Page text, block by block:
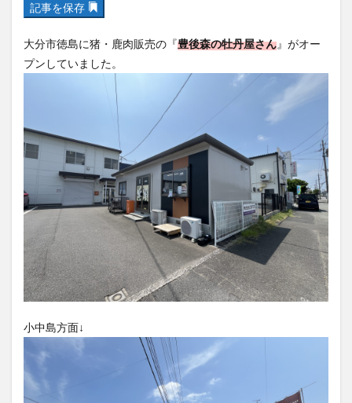
記事を保存
大分市徳島に猪・鹿肉販売の『豊後森の牡丹屋さん』がオー
プンしていました。
小中島方面↓
パン
パーク
ビアガーデン
ビール ピザ
フェス
フルーツ
ペスカトーレ
ホーバークラフト
ミヤマキリシマ
ラクテンチ
ラバーダック
ランチ ラーメン
リンクスクエア
レトロ
レンタサイクル
中央町
中津市 中華料理
休業
佐伯市
佐伯市ランチ 佐賀関
体験レポ
保護猫
催事 公園 冬 初詣
別府
別府市
別府観光 古国府 古墳
古物
古着
台湾料理 和定食 和菓子
和食
国東市
地獄めぐり 城島高原パーク
壁画
夏祭り
大分グルメ
大分スイーツ
大分ランチ
大分三好ヴァイセアドラー
大分市
大分県立美術館 大分空港